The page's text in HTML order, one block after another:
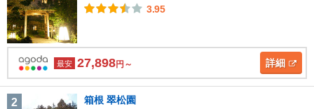
3.95
最安 27,898円～ 詳細
2 箱根 翠松園